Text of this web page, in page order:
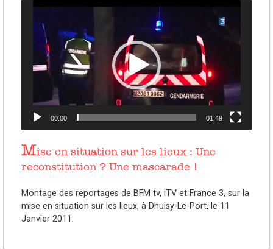
Lecteur
00:00 01:49
Mise en situation sur les lieux : Une
reconstitution ? Une mascarade !
Montage des reportages de BFM tv, iTV et France 3, sur la
mise en situation sur les lieux, à Dhuisy-Le-Port, le 11
Janvier 2011.